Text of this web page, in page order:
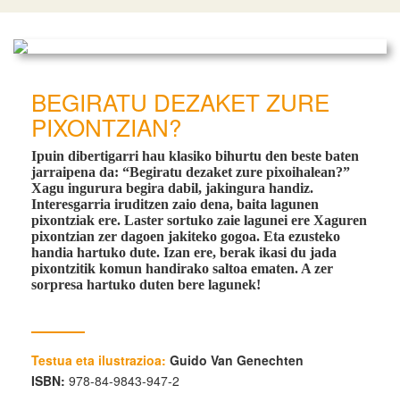
BEGIRATU DEZAKET ZURE
PIXONTZIAN?
Ipuin dibertigarri hau klasiko bihurtu den beste baten
jarraipena da: “Begiratu dezaket zure pixoihalean?”
Xagu ingurura begira dabil, jakingura handiz.
Interesgarria iruditzen zaio dena, baita lagunen
pixontziak ere. Laster sortuko zaie lagunei ere Xaguren
pixontzian zer dagoen jakiteko gogoa. Eta ezusteko
handia hartuko dute. Izan ere, berak ikasi du jada
pixontzitik komun handirako saltoa ematen. A zer
sorpresa hartuko duten bere lagunek!
Testua eta ilustrazioa: Guido Van Genechten
ISBN: 978-84-9843-947-2